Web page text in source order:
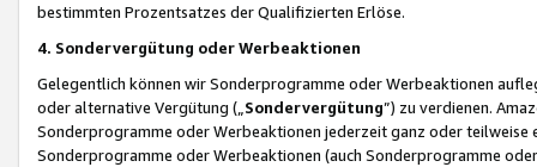
bestimmten Prozentsatzes der Qualifizierten Erlöse.
4. Sondervergütung oder Werbeaktionen
Gelegentlich können wir Sonderprogramme oder Werbeaktionen
oder alternative Vergütung („ Sondervergütung”) zu verdienen.
Sonderprogramme oder Werbeaktionen jederzeit ganz oder
Sonderprogramme oder Werbeaktionen (auch Sonderprogramme